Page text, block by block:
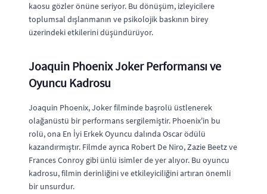
kaosu gözler önüne seriyor. Bu dönüşüm, izleyicilere
toplumsal dışlanmanın ve psikolojik baskının birey
üzerindeki etkilerini düşündürüyor.
Joaquin Phoenix Joker Performansı ve
Oyuncu Kadrosu
Joaquin Phoenix, Joker filminde başrolü üstlenerek
olağanüstü bir performans sergilemiştir. Phoenix'in bu
rolü, ona En İyi Erkek Oyuncu dalında Oscar ödülü
kazandırmıştır. Filmde ayrıca Robert De Niro, Zazie Beetz ve
Frances Conroy gibi ünlü isimler de yer alıyor. Bu oyuncu
kadrosu, filmin derinliğini ve etkileyiciliğini artıran önemli
bir unsurdur.